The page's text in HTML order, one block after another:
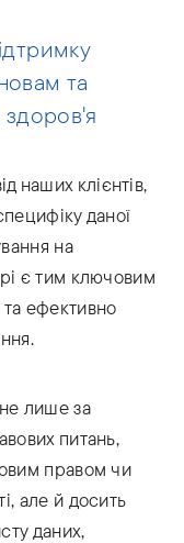
та
наших клієнтів,
даної
на
є тим ключовим
ефективно
лише за
питань,
правом чи
але й досить
даних,